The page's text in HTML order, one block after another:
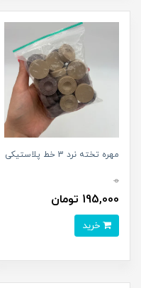
مهره تخته نرد 3 خط پلاستیکی
0
195,000 تومان